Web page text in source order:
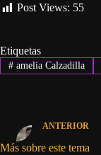
Post Views: 55
Etiquetas
#amelia Calzadilla
ANTERIOR
Más sobre este tema